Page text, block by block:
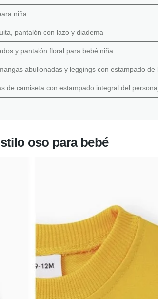
niña
pantalón con lazo y diadema
y pantalón floral para bebé niña
abullonadas y leggings con estampado de
de camiseta con estampado integral del
oso para bebé